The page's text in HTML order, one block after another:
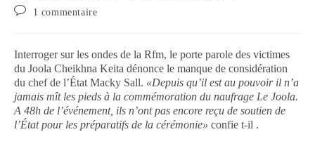
1 commentaire
Interroger sur les ondes de la Rfm, le porte parole des victimes
du Joola Cheikhna Keita dénonce le manque de considération
du chef de l’État Macky Sall. «Depuis qu’il est au pouvoir il n’a
jamais mît les pieds à la commémoration du naufrage Le Joola.
A 48h de l’événement, ils n’ont pas encore reçu de soutien de
l’État pour les préparatifs de la cérémonie» confie t-il .